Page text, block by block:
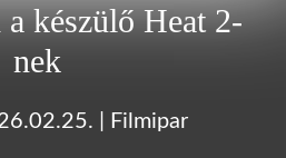
készülő Heat 2-
nek
Filmipar